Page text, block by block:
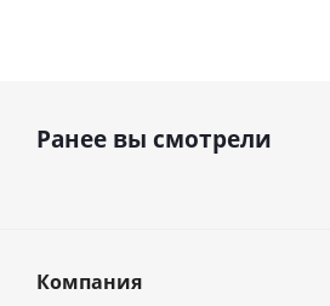
Ранее вы смотрели
Компания